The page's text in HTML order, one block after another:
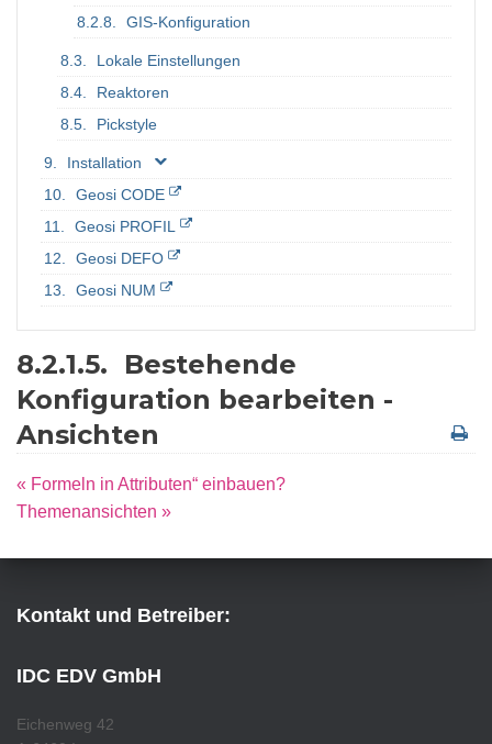
GIS-Konfiguration
Lokale Einstellungen
Reaktoren
Pickstyle
Installation
Geosi CODE
Geosi PROFIL
Geosi DEFO
Geosi NUM
8.2.1.5.
Bestehende
Konfiguration bearbeiten -
Ansichten
« Formeln in Attributen“ einbauen?
Themenansichten »
Kontakt und Betreiber:
IDC EDV GmbH
Eichenweg 42